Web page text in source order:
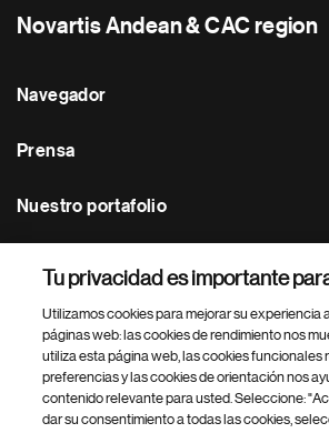
Novartis Andean & CAC region
Navegador
Prensa
Nuestro portafolio
Footer Site Search
Tu privacidad es importante
Utilizamos cookies para mejorar su experiencia
páginas web: las cookies de rendimiento nos
utiliza esta página web, las cookies funcionales
preferencias y las cookies de orientación nos
contenido relevante para usted. Seleccione:
dar su consentimiento a todas las cookies,